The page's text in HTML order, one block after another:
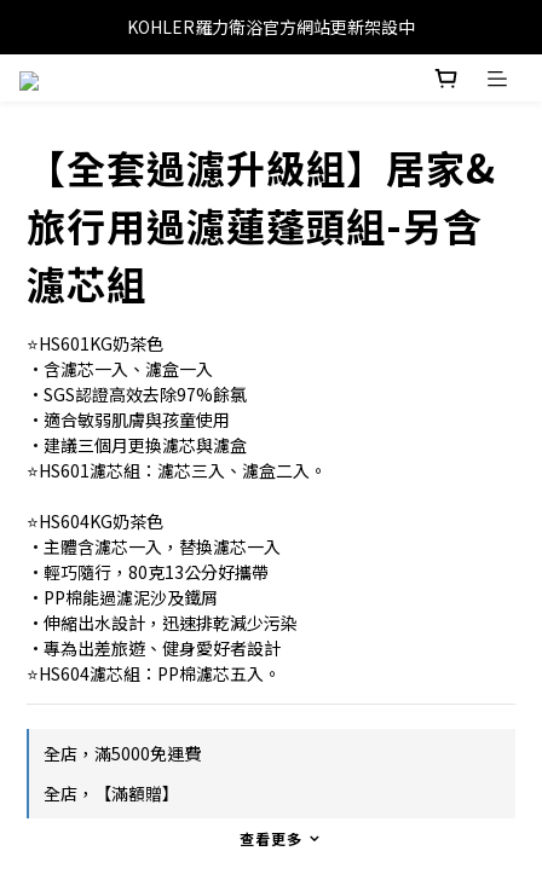
KOHLER羅力衛浴官方網站更新架設中
【全套過濾升級組】居家&
旅行用過濾蓮蓬頭組-另含
濾芯組
⭐HS601KG奶茶色
•含濾芯一入、濾盒一入
•SGS認證高效去除97%餘氯
•適合敏弱肌膚與孩童使用
•建議三個月更換濾芯與濾盒
⭐HS601濾芯組：濾芯三入、濾盒二入。
⭐HS604KG奶茶色
•主體含濾芯一入，替換濾芯一入
•輕巧隨行，80克13公分好攜帶
•PP棉能過濾泥沙及鐵屑
•伸縮出水設計，迅速排乾減少污染
•專為出差旅遊、健身愛好者設計
⭐HS604濾芯組：PP棉濾芯五入。
全店，滿5000免運費
全店，【滿額贈】
查看更多